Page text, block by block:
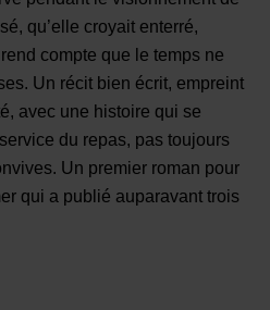
qu’elle croyait enterré,
compte que le temps ne
Un récit bien écrit, empreint
avec une histoire qui se
du repas, pas toujours
Un premier roman pour
qui a publié auparavant trois